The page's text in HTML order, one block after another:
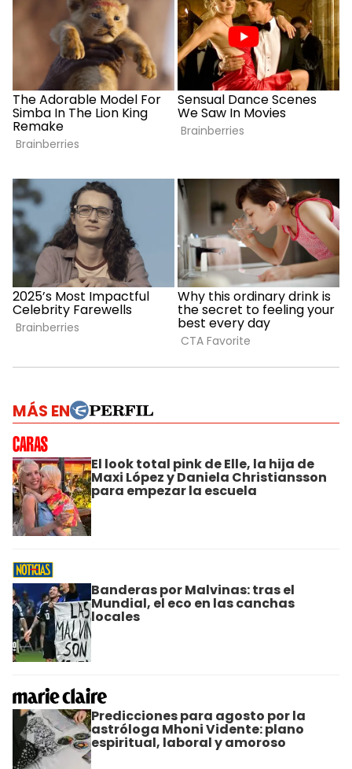
MÁS EN
El look total pink de Elle, la hija de
Maxi López y Daniela Christiansson
para empezar la escuela
Banderas por Malvinas: tras el
Mundial, el eco en las canchas
locales
Predicciones para agosto por la
astróloga Mhoni Vidente: plano
espiritual, laboral y amoroso